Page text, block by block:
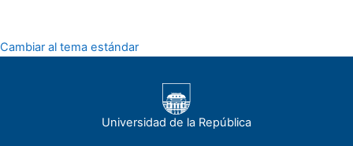
Cambiar al tema estándar
Universidad de la República